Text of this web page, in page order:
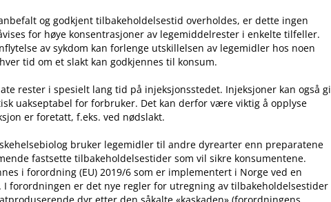
og godkjent tilbakeholdelsestid overholdes, er dette ingen
for høye konsentrasjoner av legemiddelrester i enkelte tilfeller.
av sykdom kan forlenge utskillelsen av legemidler hos noen
tid om et slakt kan godkjennes til konsum.
rester i spesielt lang tid på injeksjonsstedet. Injeksjoner kan også gi
uakseptabel for forbruker. Det kan derfor være viktig å opplyse
er foretatt, f.eks. ved nødslakt.
bruker legemidler til andre dyrearter enn preparatene
fastsette tilbakeholdelsestider som vil sikre konsumentene.
i forordning (EU) 2019/6 som er implementert i Norge ved en
I forordningen er det nye regler for utregning av tilbakeholdelsestider
dyr etter den såkalte «kaskaden» (forordningens